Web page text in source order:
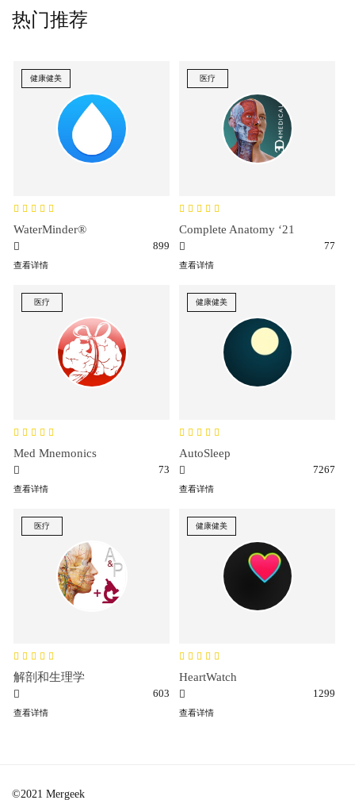
热门推荐
健康健美
WaterMinder®
899
查看详情
医疗
Complete Anatomy ‘21
77
查看详情
医疗
Med Mnemonics
73
查看详情
健康健美
AutoSleep
7267
查看详情
医疗
解剖和生理学
603
查看详情
健康健美
HeartWatch
1299
查看详情
©2021 Mergeek